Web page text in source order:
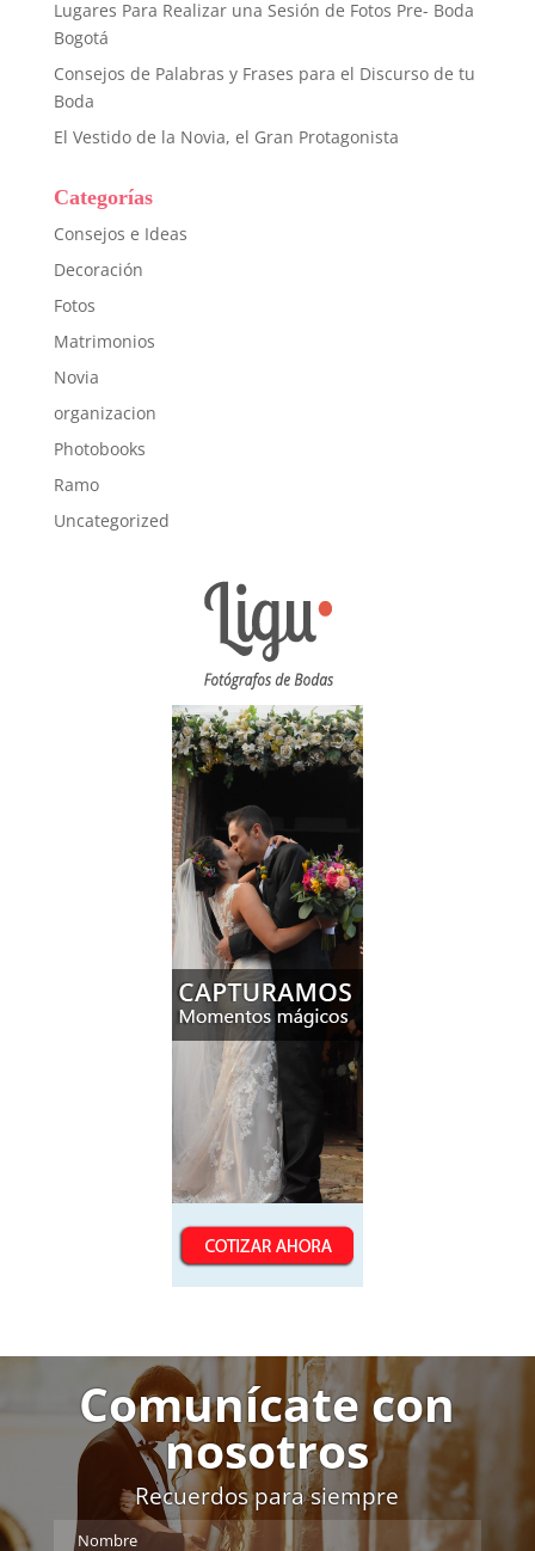
Lugares Para Realizar una Sesión de Fotos Pre- Boda
Bogotá
Consejos de Palabras y Frases para el Discurso de tu
Boda
El Vestido de la Novia, el Gran Protagonista
Categorías
Consejos e Ideas
Decoración
Fotos
Matrimonios
Novia
organizacion
Photobooks
Ramo
Uncategorized
Comunícate con
nosotros
Recuerdos para siempre